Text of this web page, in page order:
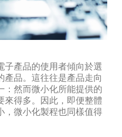
子產品的使用者傾向於選
產品。這往往是產品走向
：然而微小化所能提供的
來得多。因此，即便整體
，微小化製程也同樣值得